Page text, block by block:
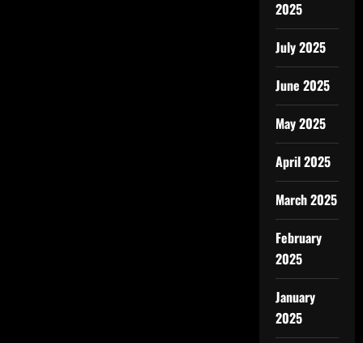
2025
July 2025
June 2025
May 2025
April 2025
March 2025
February
2025
January
2025